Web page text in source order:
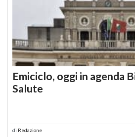
Emiciclo, oggi in agenda
Salute
di Redazione